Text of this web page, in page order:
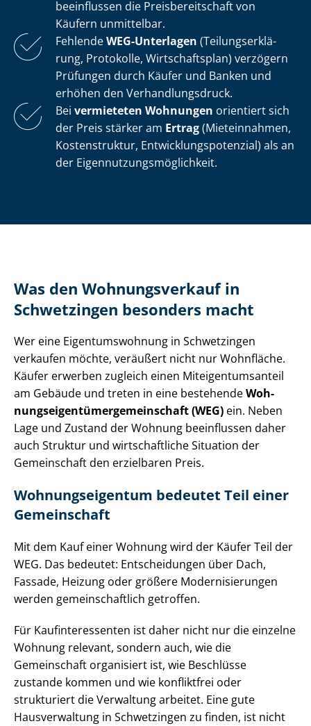
beeinflussen die Preis­be­reit­schaft von
Käufern unmittelbar.
FehlendeWEG-Unterlagen (Tei­lungs­er­klä­
rung, Protokolle, Wirtschaftsplan) verzögern
Prüfungen durch Käufer und Banken und
erhöhen den Ver­hand­lungs­druck.
Bei vermieteten Wohnungen orientiert sich
der Preis stärker am Ertrag(Mieteinnahmen,
Kostenstruktur, Ent­wick­lungs­po­ten­zi­al) als an
der Ei­gen­nut­zungs­mög­lich­keit.
Was den Wohnungsverkauf in
Schwetzingen besonders macht
Wer eine Ei­gen­tums­woh­nung in Schwetzingen
verkaufen möchte, veräußert nicht nur Wohnfläche.
Käufer erwerben zugleich einen Mit­ei­gen­tums­an­teil
am Gebäude und treten in eine bestehendeWoh­
nungs­ei­gen­tü­mer­ge­mein­schaft (WEG) ein. Neben
Lage und Zustand der Wohnung beeinflussen daher
auch Struktur und wirtschaftliche Situation der
Gemeinschaft den erzielbaren Preis.
Woh­nungs­ei­gen­tum bedeutet Teil einer
Gemeinschaft
Mit dem Kauf einer Wohnung wird der Käufer Teil der
WEG. Das bedeutet: Entscheidungen über Dach,
Fassade, Heizung oder größere Mo­der­ni­sie­run­gen
werden ge­mein­schaft­lich getroffen.
Für Kauf­in­ter­es­sen­ten ist daher nicht nur die einzelne
Wohnung relevant, sondern auch, wie die
Gemeinschaft organisiert ist, wie Beschlüsse
zustande kommen und wie konfliktfrei oder
strukturiert die Verwaltung arbeitet. Eine gute
Hausverwaltung in Schwetzingen zu finden, ist nicht